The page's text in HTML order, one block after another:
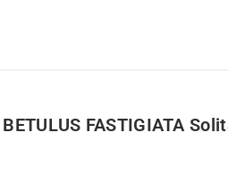
BETULUS FASTIGIATA